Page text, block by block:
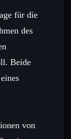
für die
des
Beide
von